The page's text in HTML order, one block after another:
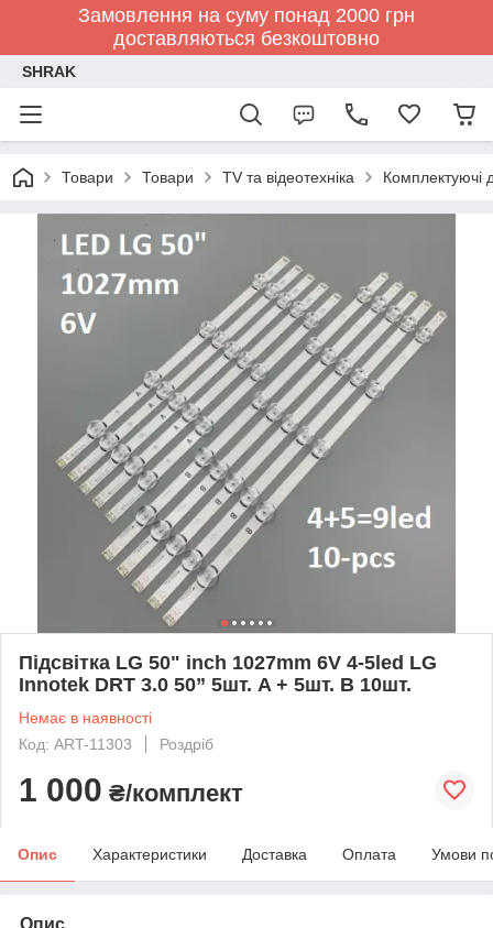
Замовлення на суму понад 2000 грн
доставляються безкоштовно
SHRAK
Товари Товари TV та відеотехніка Комплектуючі
Підсвітка LG 50" inch 1027mm 6V 4-5led LG
Innotek DRT 3.0 50” 5шт. A + 5шт. B 10шт.
Немає в наявності
Код: ART-11303
Роздріб
1 000 ₴/комплект
Опис Характеристики Доставка Оплата Умови
Опис